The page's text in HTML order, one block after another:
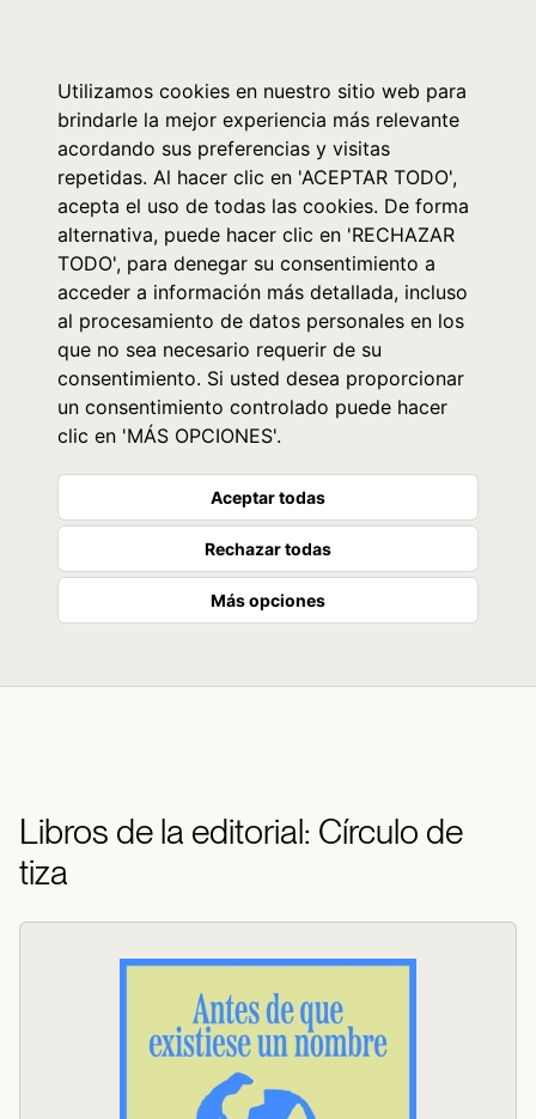
Utilizamos cookies en nuestro sitio web para
brindarle la mejor experiencia más relevante
acordando sus preferencias y visitas
repetidas. Al hacer clic en 'ACEPTAR TODO',
acepta el uso de todas las cookies. De forma
alternativa, puede hacer clic en 'RECHAZAR
TODO', para denegar su consentimiento a
acceder a información más detallada, incluso
al procesamiento de datos personales en los
que no sea necesario requerir de su
consentimiento. Si usted desea proporcionar
un consentimiento controlado puede hacer
clic en 'MÁS OPCIONES'.
Aceptar todas
Rechazar todas
Más opciones
Libros de la editorial: Círculo de
tiza